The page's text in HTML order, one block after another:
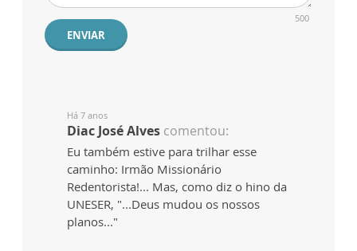
500
ENVIAR
Há 7 anos
Diac José Alves comentou:
Eu também estive para trilhar esse
caminho: Irmão Missionário
Redentorista!... Mas, como diz o hino da
UNESER, "...Deus mudou os nossos
planos..."